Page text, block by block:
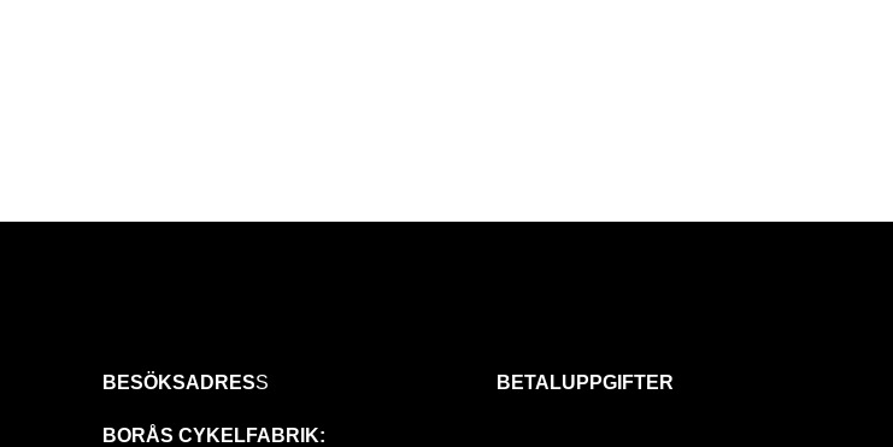
BESÖKSADRESS
BORÅS CYKELFABRIK:
BETALUPPGIFTER